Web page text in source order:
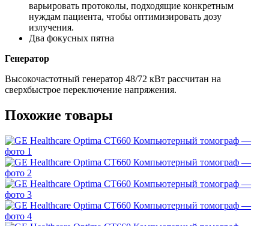
варьировать протоколы, подходящие конкретным
нуждам пациента, чтобы оптимизировать дозу
излучения.
Два фокусных пятна
Генератор
Высокочастотный генератор 48/72 кВт рассчитан на
сверхбыстрое переключение напряжения.
Похожие товары